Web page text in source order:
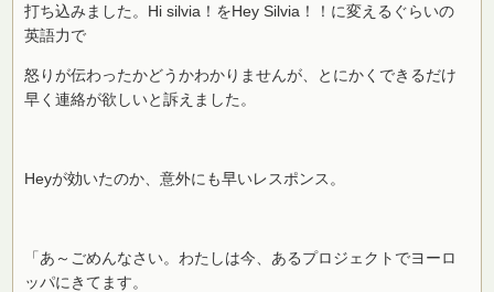
打ち込みました。Hi silvia！をHey Silvia！！に変えるぐらいの
英語力で
怒りが伝わったかどうかわかりませんが、とにかくできるだけ
早く連絡が欲しいと訴えました。
Heyが効いたのか、意外にも早いレスポンス。
「あ～ごめんなさい。わたしは今、あるプロジェクトでヨーロ
ッパにきてます。